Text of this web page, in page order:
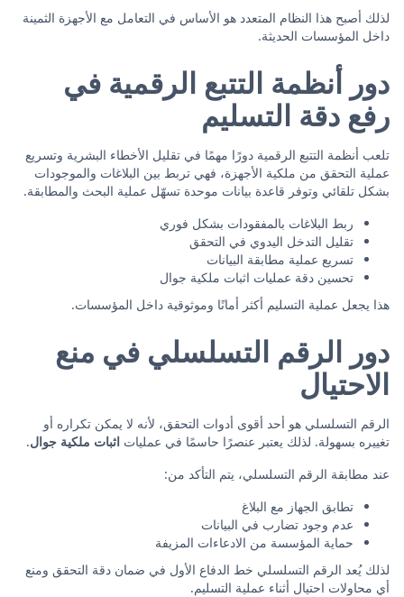
لذلك أصبح هذا النظام المتعدد هو الأساس في التعامل مع الأجهزة الثمينة
داخل المؤسسات الحديثة.
دور أنظمة التتبع الرقمية في
رفع دقة التسليم
تلعب أنظمة التتبع الرقمية دورًا مهمًا في تقليل الأخطاء البشرية وتسريع
عملية التحقق من ملكية الأجهزة، فهي تربط بين البلاغات والموجودات
بشكل تلقائي وتوفر قاعدة بيانات موحدة تسهّل عملية البحث والمطابقة.
ربط البلاغات بالمفقودات بشكل فوري
تقليل التدخل اليدوي في التحقق
تسريع عملية مطابقة البيانات
تحسين دقة عمليات اثبات ملكية جوال
هذا يجعل عملية التسليم أكثر أمانًا وموثوقية داخل المؤسسات.
دور الرقم التسلسلي في منع
الاحتيال
الرقم التسلسلي هو أحد أقوى أدوات التحقق، لأنه لا يمكن تكراره أو
تغييره بسهولة. لذلك يعتبر عنصرًا حاسمًا في عمليات اثبات ملكية جوال.
عند مطابقة الرقم التسلسلي، يتم التأكد من:
تطابق الجهاز مع البلاغ
عدم وجود تضارب في البيانات
حماية المؤسسة من الادعاءات المزيفة
لذلك يُعد الرقم التسلسلي خط الدفاع الأول في ضمان دقة التحقق ومنع
أي محاولات احتيال أثناء عملية التسليم.